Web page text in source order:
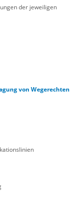
der jeweiligen
von Wegerechten